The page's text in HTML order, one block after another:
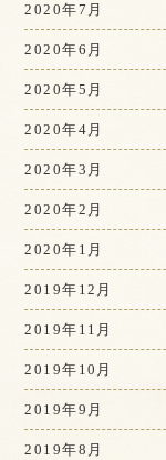
2020年7月
2020年6月
2020年5月
2020年4月
2020年3月
2020年2月
2020年1月
2019年12月
2019年11月
2019年10月
2019年9月
2019年8月